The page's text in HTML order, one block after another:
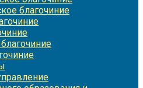
благочиние